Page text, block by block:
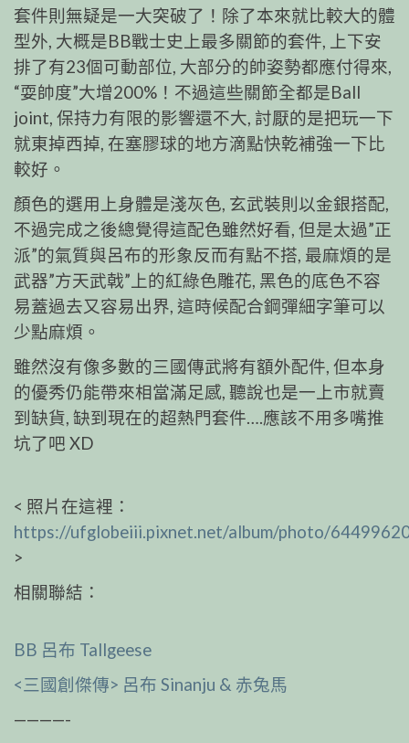
套件則無疑是一大突破了！除了本來就比較大的體
型外, 大概是BB戰士史上最多關節的套件, 上下安
排了有23個可動部位, 大部分的帥姿勢都應付得來,
“耍帥度”大增200%！不過這些關節全都是Ball
joint, 保持力有限的影響還不大, 討厭的是把玩一下
就東掉西掉, 在塞膠球的地方滴點快乾補強一下比
較好。
顏色的選用上身體是淺灰色, 玄武裝則以金銀搭配,
不過完成之後總覺得這配色雖然好看, 但是太過”正
派”的氣質與呂布的形象反而有點不搭, 最麻煩的是
武器”方天武戟”上的紅綠色雕花, 黑色的底色不容
易蓋過去又容易出界, 這時候配合鋼彈細字筆可以
少點麻煩。
雖然沒有像多數的三國傳武將有額外配件, 但本身
的優秀仍能帶來相當滿足感, 聽說也是一上市就賣
到缺貨, 缺到現在的超熱門套件….應該不用多嘴推
坑了吧 XD
< 照片在這裡：
https://ufglobeiii.pixnet.net/album/photo/
>
相關聯結：
BB 呂布 Tallgeese
<三國創傑傳> 呂布 Sinanju & 赤兔馬
————-